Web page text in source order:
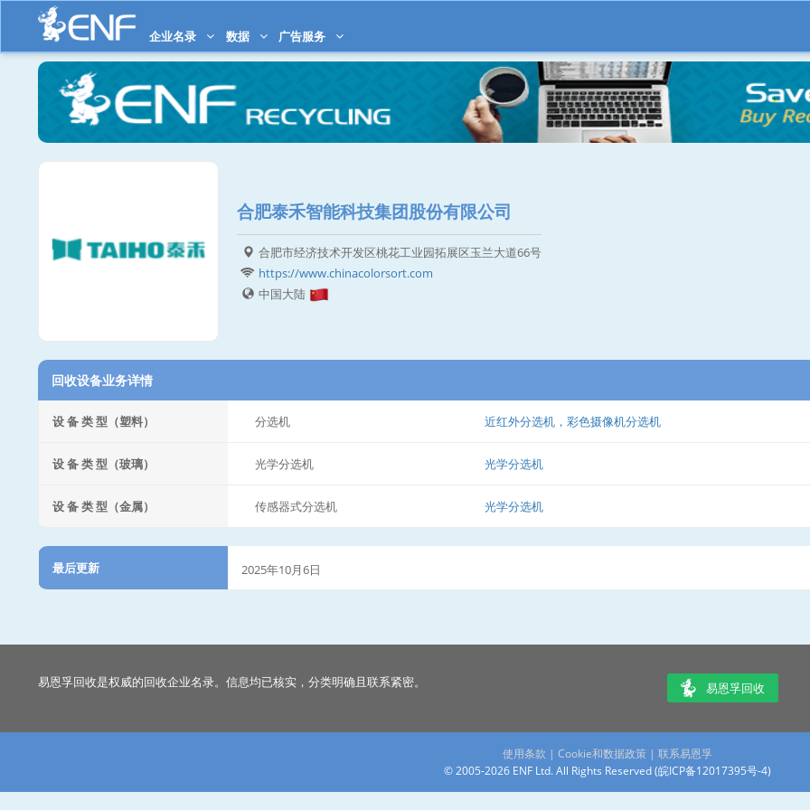
企业名录 数据 广告服务
合肥泰禾智能科技集团股份有限公司
合肥市经济技术开发区桃花工业园拓展区玉兰大道66号
https://www.chinacolorsort.com
中国大陆
回收设备业务详情
设 备 类 型（塑料） 分选机 近红外分选机，彩色摄像机分选机
设 备 类 型（玻璃） 光学分选机 光学分选机
设 备 类 型（金属） 传感器式分选机 光学分选机
最后更新 2025年10月6日
易恩孚回收是权威的回收企业名录。信息均已核实，分类明确且联系紧密。 易恩孚回收
使用条款 | Cookie和数据政策 | 联系易恩孚
© 2005-2026 ENF Ltd. All Rights Reserved (皖ICP备12017395号-4)